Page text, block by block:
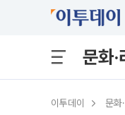
문화
이투데이 문화